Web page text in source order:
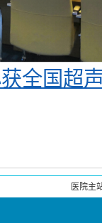
全国超
医院主